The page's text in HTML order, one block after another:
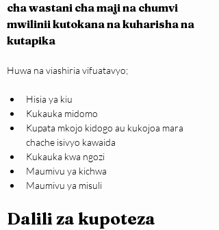
cha wastani cha maji na chumvi
mwilinii kutokana na kuharisha na
kutapika
Huwa na viashiria vifuatavyo;
Hisia ya kiu
Kukauka midomo
Kupata mkojo kidogo au kukojoa mara
chache isivyo kawaida
Kukauka kwa ngozi
Maumivu ya kichwa
Maumivu ya misuli
Dalili za kupoteza